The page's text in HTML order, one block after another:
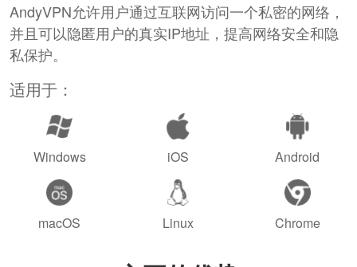
AndyVPN允许用户通过互联网访问一个私密的网络，
并且可以隐匿用户的真实IP地址，提高网络安全和隐
私保护。
适用于：
Windows iOS Android
macOS Linux Chrome